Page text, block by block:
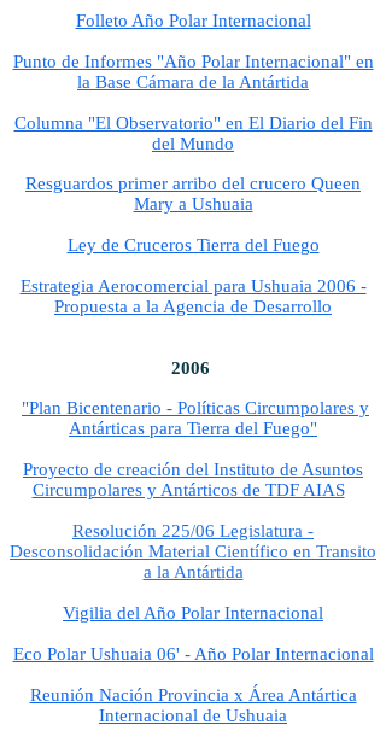
Folleto Año Polar Internacional
Punto de Informes "Año Polar Internacional" en
la Base Cámara de la Antártida
Columna "El Observatorio" en El Diario del Fin
del Mundo
Resguardos primer arribo del crucero Queen
Mary a Ushuaia
Ley de Cruceros Tierra del Fuego
Estrategia Aerocomercial para Ushuaia 2006 -
Propuesta a la Agencia de Desarrollo
2006
"Plan Bicentenario - Políticas Circumpolares y
Antárticas para Tierra del Fuego"
Proyecto de creación del Instituto de Asuntos
Circumpolares y Antárticos de TDF AIAS
Resolución 225/06 Legislatura -
Desconsolidación Material Científico en Transito
a la Antártida
Vigilia del Año Polar Internacional
Eco Polar Ushuaia 06' - Año Polar Internacional
Reunión Nación Provincia x Área Antártica
Internacional de Ushuaia